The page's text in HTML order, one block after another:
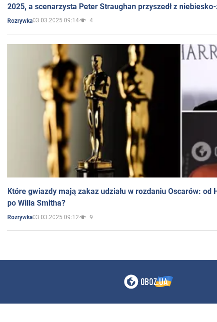
2025, a scenarzysta Peter Straughan przyszedł z
Rozrywka03.03.2025 09:14 4
Które gwiazdy mają zakaz udziału w rozdaniu Oscarów: od
po Willa Smitha?
Rozrywka03.03.2025 09:12 9